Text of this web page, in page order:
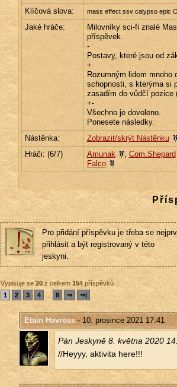
Klíčová slova:
mass effect ssv calypso epic
Jaké hráče:
Milovníky sci-fi znalé
příspěvek.
-
Postavy, které jsou od
+
Rozumným lidem mnoho
schopnosti, s kterýma si
zasadím do vůdčí
+-
Všechno je dovoleno.
Ponesete následky.
Nástěnka:
Zobrazit/skrýt Nástěnku
Hráči: (6/7) Amunak , Com.Shepard
Falco
Pro přidání příspěvku je třeba se
přihlásit a být registrovaný v této
jeskyni.
Vypisuje se20z celkem154příspěvků
1
2 3 4 ... 8 ⇒ ⇒|
Etain Havross- 10. prosince 2021 17:41
Pán Jes­ky­ně 8. květ­na 2020
//Heyyy, ak­ti­vi­ta here!!!